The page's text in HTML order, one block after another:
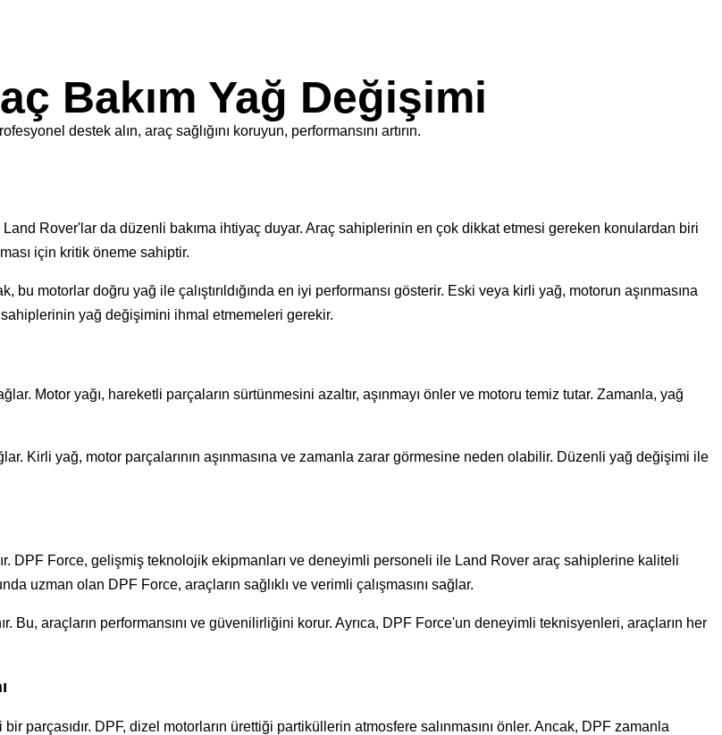
Bakım Yağ Değişimi
destek alın, araç sağlığını koruyun, performansını artırın.
Land Rover'lar da düzenli bakıma ihtiyaç duyar. Araç sahiplerinin en çok dikkat etmesi gereken konulardan biri
için kritik öneme sahiptir.
motorlar doğru yağ ile çalıştırıldığında en iyi performansı gösterir. Eski veya kirli yağ, motorun aşınmasına
yağ değişimini ihmal etmemeleri gerekir.
Motor yağı, hareketli parçaların sürtünmesini azaltır, aşınmayı önler ve motoru temiz tutar. Zamanla, yağ
Kirli yağ, motor parçalarının aşınmasına ve zamanla zarar görmesine neden olabilir. Düzenli yağ değişimi ile
DPF Force, gelişmiş teknolojik ekipmanları ve deneyimli personeli ile Land Rover araç sahiplerine kaliteli
uzman olan DPF Force, araçların sağlıklı ve verimli çalışmasını sağlar.
Bu, araçların performansını ve güvenilirliğini korur. Ayrıca, DPF Force'un deneyimli teknisyenleri, araçların her
DPF, dizel motorların ürettiği partiküllerin atmosfere salınmasını önler. Ancak, DPF zamanla